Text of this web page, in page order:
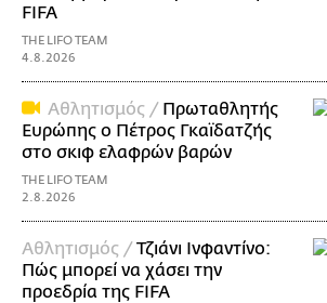
FIFA
THE LIFO TEAM
4.8.2026
Αθλητισμός / Πρωταθλητής
Ευρώπης ο Πέτρος Γκαϊδατζής
στο σκιφ ελαφρών βαρών
THE LIFO TEAM
2.8.2026
Αθλητισμός /Τζιάνι Ινφαντίνο:
Πώς μπορεί να χάσει την
προεδρία της FIFA